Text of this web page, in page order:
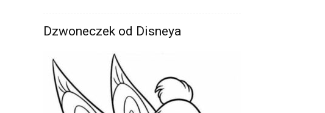
Dzwoneczek od Disneya